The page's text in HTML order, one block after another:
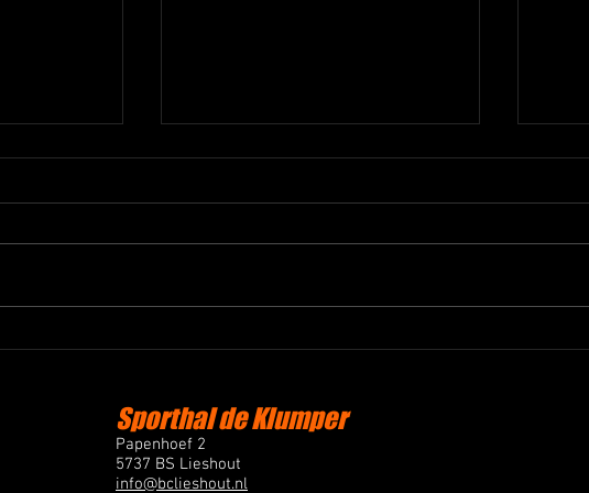
Sporthal de Klumper
Papenhoef 2
5737 BS Lieshout
info@bclieshout.nl